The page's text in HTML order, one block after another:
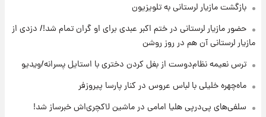
قیمت محصولات ایران‌خودرو و سایپا امروز شنبه
۱۷ مرداد ۱۴۰۵
یک پیش ‌بینی مهم برای قیمت دلار، طلا و سکه
بازگشت مازیار لرستانی به تلویزیون
حضور مازیار لرستانی در ختم اکبر عبدی برای او گران تمام شد!/ دزدی از
مازیار لرستانی آن هم در روز روشن
ترس نعیمه نظام‌دوست از بغل کردن دختری با استایل پسرانه/ویدیو
ماه‌چهره خلیلی با لباس عروس در کنار پارسا پیروزفر
سلفی‌های پی‌درپی هلیا امامی در ماشین لاکچری‌اش خبرساز شد!